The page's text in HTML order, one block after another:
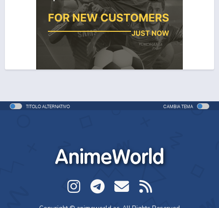
Movie - 2004 - 1h e 35 min/ep
One Piece Movie 06: Omatsuri Danshaku to Himitsu
no Shima (ITA)
Movie - 2005 - 1h e 31 min/ep
One Piece: Le avventure del detective Cappello di
Special - 2005 - 42 min/ep
One Piece Movie 07: Karakuri-jou no Mecha Kyohei
TITOLO ALTERNATIVO CAMBIA TEMA
AnimeWorld